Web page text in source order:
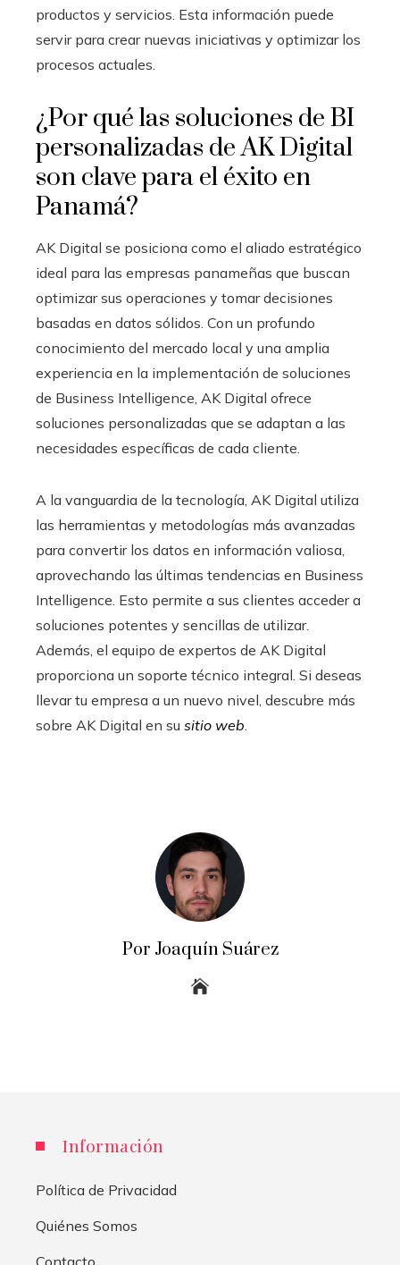
productos y servicios. Esta información puede
servir para crear nuevas iniciativas y optimizar los
procesos actuales.
¿Por qué las soluciones de BI
personalizadas de AK Digital
son clave para el éxito en
Panamá?
AK Digital se posiciona como el aliado estratégico
ideal para las empresas panameñas que buscan
optimizar sus operaciones y tomar decisiones
basadas en datos sólidos. Con un profundo
conocimiento del mercado local y una amplia
experiencia en la implementación de soluciones
de Business Intelligence, AK Digital ofrece
soluciones personalizadas que se adaptan a las
necesidades específicas de cada cliente.
A la vanguardia de la tecnología, AK Digital utiliza
las herramientas y metodologías más avanzadas
para convertir los datos en información valiosa,
aprovechando las últimas tendencias en Business
Intelligence. Esto permite a sus clientes acceder a
soluciones potentes y sencillas de utilizar.
Además, el equipo de expertos de AK Digital
proporciona un soporte técnico integral. Si deseas
llevar tu empresa a un nuevo nivel, descubre más
sobre AK Digital en su sitio web.
Por Joaquín Suárez
Información
Política de Privacidad
Quiénes Somos